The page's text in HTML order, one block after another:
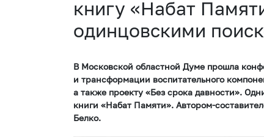
книгу «Набат
одинцовскими
В Московской областной Думе прошла
и трансформации воспитательного
а также проекту «Без срока давности».
книги «Набат Памяти». Автором-
Белко.